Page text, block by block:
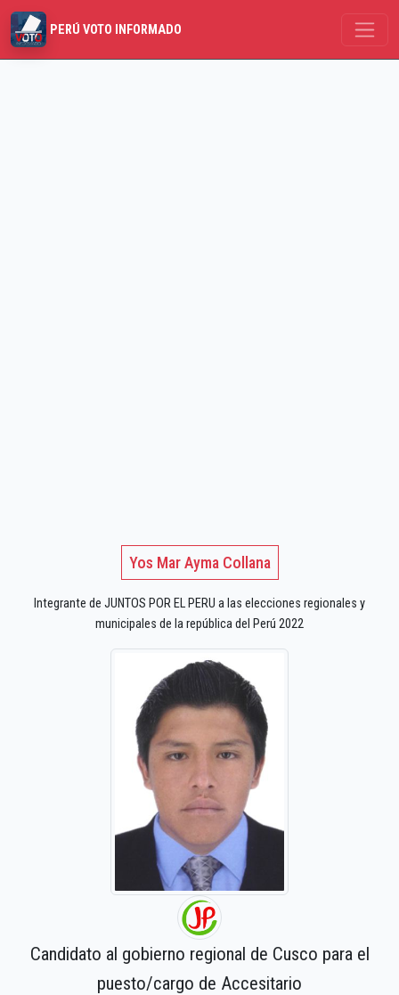
PERÚ VOTO INFORMADO
Yos Mar Ayma Collana
Integrante de JUNTOS POR EL PERU a las elecciones regionales y
municipales de la república del Perú 2022
Candidato al gobierno regional de Cusco para el
puesto/cargo de Accesitario